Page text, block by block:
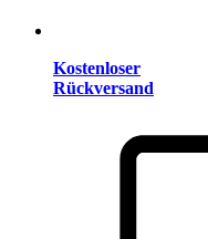
Kostenloser
Rückversand